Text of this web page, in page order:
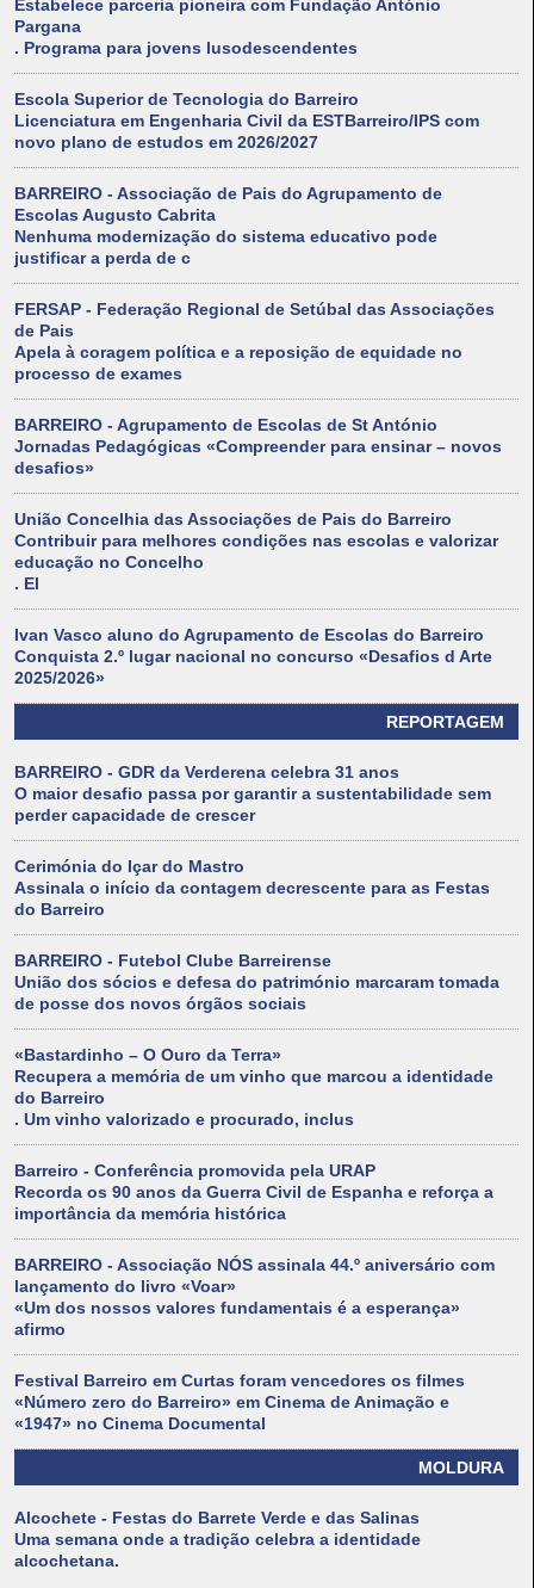
Estabelece parceria pioneira com Fundação António
Pargana
. Programa para jovens lusodescendentes
Escola Superior de Tecnologia do Barreiro
Licenciatura em Engenharia Civil da ESTBarreiro/IPS com
novo plano de estudos em 2026/2027
BARREIRO - Associação de Pais do Agrupamento de
Escolas Augusto Cabrita
Nenhuma modernização do sistema educativo pode
justificar a perda de c
FERSAP - Federação Regional de Setúbal das Associações
de Pais
Apela à coragem política e a reposição de equidade no
processo de exames
BARREIRO - Agrupamento de Escolas de St António
Jornadas Pedagógicas «Compreender para ensinar – novos
desafios»
União Concelhia das Associações de Pais do Barreiro
Contribuir para melhores condições nas escolas e valorizar
educação no Concelho
. El
Ivan Vasco aluno do Agrupamento de Escolas do Barreiro
Conquista 2.º lugar nacional no concurso «Desafios d Arte
2025/2026»
REPORTAGEM
BARREIRO - GDR da Verderena celebra 31 anos
O maior desafio passa por garantir a sustentabilidade sem
perder capacidade de crescer
Cerimónia do Içar do Mastro
Assinala o início da contagem decrescente para as Festas
do Barreiro
BARREIRO - Futebol Clube Barreirense
União dos sócios e defesa do património marcaram tomada
de posse dos novos órgãos sociais
«Bastardinho – O Ouro da Terra»
Recupera a memória de um vinho que marcou a identidade
do Barreiro
. Um vinho valorizado e procurado, inclus
Barreiro - Conferência promovida pela URAP
Recorda os 90 anos da Guerra Civil de Espanha e reforça a
importância da memória histórica
BARREIRO - Associação NÓS assinala 44.º aniversário com
lançamento do livro «Voar»
«Um dos nossos valores fundamentais é a esperança»
afirmo
Festival Barreiro em Curtas foram vencedores os filmes
«Número zero do Barreiro» em Cinema de Animação e
«1947» no Cinema Documental
MOLDURA
Alcochete - Festas do Barrete Verde e das Salinas
Uma semana onde a tradição celebra a identidade
alcochetana.